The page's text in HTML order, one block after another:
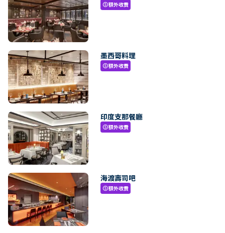
paid額外收費
墨西哥料理
paid額外收費
印度支那餐廳
paid額外收費
海渡壽司吧
paid額外收費